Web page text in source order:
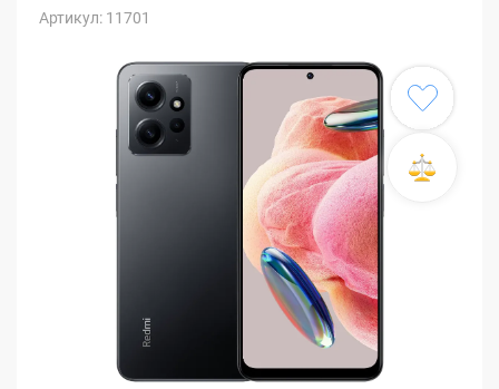
Артикул: 11701